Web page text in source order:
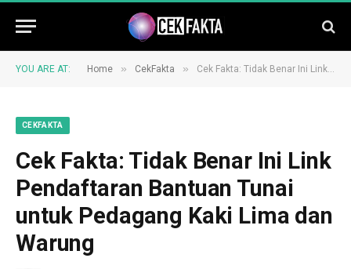
YOU ARE AT: Home » CekFakta » Cek Fakta: Tidak Benar Ini Link Pendaftaran Bantuan Tunai untuk Pedagang Kaki Lima dan Warung
CEKFAKTA
Cek Fakta: Tidak Benar Ini Link
Pendaftaran Bantuan Tunai
untuk Pedagang Kaki Lima dan
Warung